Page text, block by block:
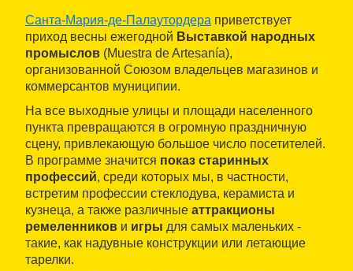
Санта-Мария-де-Палаутордера приветствует
приход весны ежегодной Выставкой народных
промыслов (Muestra de Artesanía),
организованной Союзом владельцев магазинов и
коммерсантов муниципии.
На все выходные улицы и площади населенного
пункта превращаются в огромную праздничную
сцену, привлекающую большое число посетителей.
В программе значится показ старинных
профессий, среди которых мы, в частности,
встретим профессии стеклодува, керамиста и
кузнеца, а также различные аттракционы
ремеленников и игры для самых маленьких -
такие, как надувные конструкции или летающие
тарелки.